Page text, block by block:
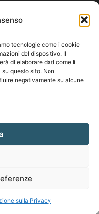
tecnologie come i cookie
del dispositivo. Il
di elaborare dati come il
questo sito. Non
negativamente su alcune
sulla Privacy